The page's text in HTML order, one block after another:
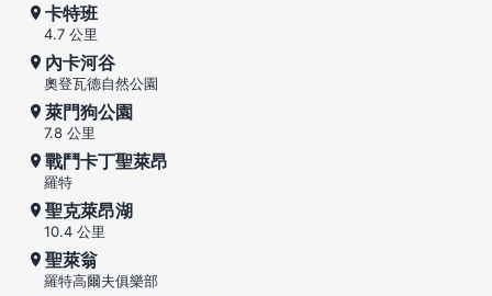
卡特班
4.7 公里
內卡河谷
奧登瓦德自然公園
萊門狗公園
7.8 公里
戰鬥卡丁聖萊昂
羅特
聖克萊昂湖
10.4 公里
聖萊翁
羅特高爾夫俱樂部